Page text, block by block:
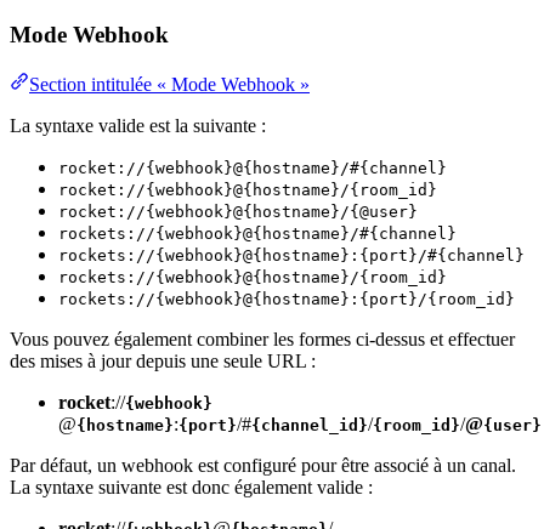
Mode Webhook
Section intitulée « Mode Webhook »
La syntaxe valide est la suivante :
rocket://{webhook}@{hostname}/#{channel}
rocket://{webhook}@{hostname}/{room_id}
rocket://{webhook}@{hostname}/{@user}
rockets://{webhook}@{hostname}/#{channel}
rockets://{webhook}@{hostname}:{port}/#{channel}
rockets://{webhook}@{hostname}/{room_id}
rockets://{webhook}@{hostname}:{port}/{room_id}
Vous pouvez également combiner les formes ci-dessus et effectuer
des mises à jour depuis une seule URL :
rocket://{webhook}
@{hostname}:{port}/#{channel_id}/{room_id}/@{user}
Par défaut, un webhook est configuré pour être associé à un canal.
La syntaxe suivante est donc également valide :